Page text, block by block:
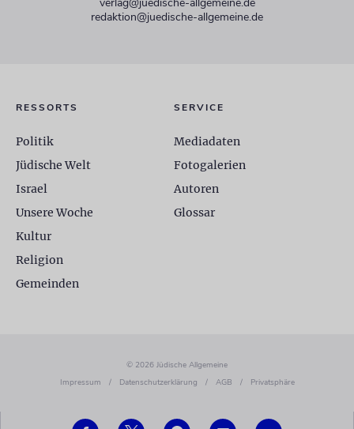
redaktion@juedische-allgemeine.de
RESSORTS
Politik
Jüdische Welt
Israel
Unsere Woche
Kultur
Religion
Gemeinden
SERVICE
Mediadaten
Fotogalerien
Autoren
Glossar
© 2026 Jüdische Allgemeine
Impressum
/ Datenschutzerklärung / AGB / Privatsphäre